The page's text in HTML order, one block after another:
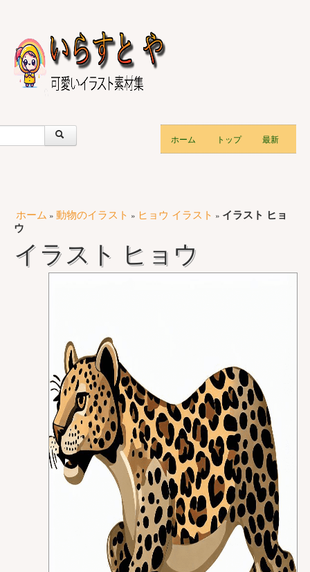
ホーム トップ 最新
ホーム » 動物のイラスト » ヒョウ イラスト » イラスト ヒョ
ウ
イラスト ヒョウ